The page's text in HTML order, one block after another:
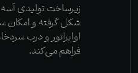
زیرساخت تولیدی
شکل گرفته و امکان
اواپراتور و درب
فراهم می‌کند.